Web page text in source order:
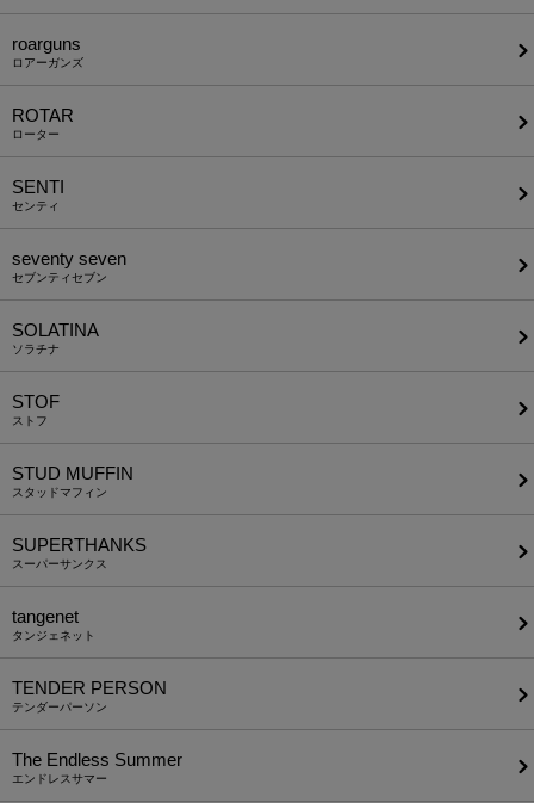
roarguns
ロアーガンズ
ROTAR
ローター
SENTI
センティ
seventy seven
セブンティセブン
SOLATINA
ソラチナ
STOF
ストフ
STUD MUFFIN
スタッドマフィン
SUPERTHANKS
スーパーサンクス
tangenet
タンジェネット
TENDER PERSON
テンダーパーソン
The Endless Summer
エンドレスサマー